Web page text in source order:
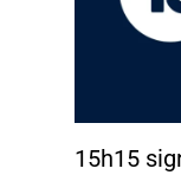
15h15